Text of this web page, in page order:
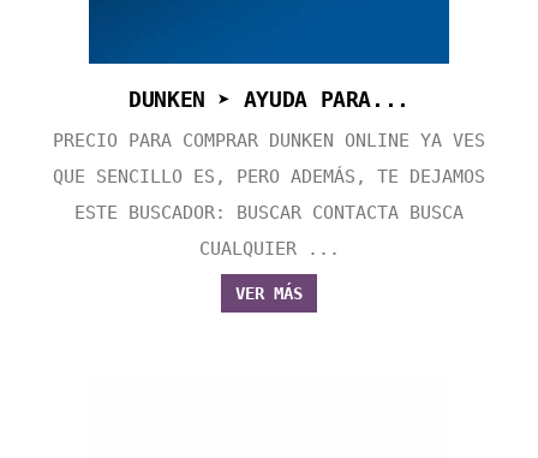
DUNKEN ➤ AYUDA PARA...
PRECIO PARA COMPRAR DUNKEN ONLINE YA VES
QUE SENCILLO ES, PERO ADEMÁS, TE DEJAMOS
ESTE BUSCADOR: BUSCAR CONTACTA BUSCA
CUALQUIER ...
VER MÁS